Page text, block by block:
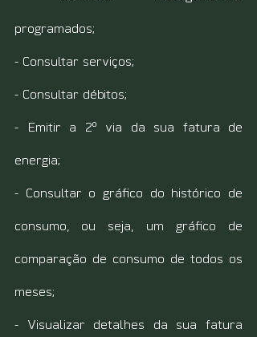
programados;
- Consultar serviços;
- Consultar débitos;
- Emitir a 2º via da sua fatura de
energia;
- Consultar o gráfico do histórico de
consumo, ou seja, um gráfico de
comparação de consumo de todos os
meses;
- Visualizar detalhes da sua fatura